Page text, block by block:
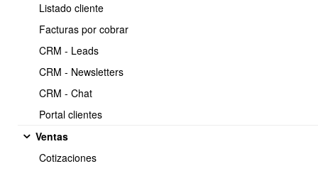
Listado cliente
Facturas por cobrar
CRM - Leads
CRM - Newsletters
CRM - Chat
Portal clientes
Ventas
Cotizaciones
https://www.obuma.cl/ayuda/articulo/327/ubicaciones-de-productos-
en-bodega
Video Tutorial
https://www.youtube.com/watch?v=w5SVYhF6dwo